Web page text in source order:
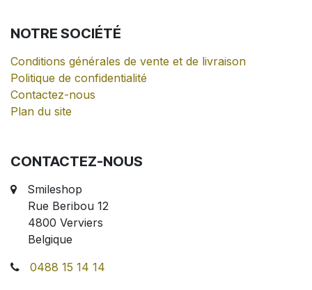
NOTRE SOCIÉTÉ
Conditions générales de vente et de livraison
Politique de confidentialité
Contactez-nous
Plan du site
CONTACTEZ-NOUS
Smileshop
Rue Beribou 12
4800 Verviers
Belgique
0488 15 14 14